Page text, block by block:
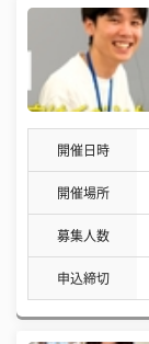
開催日時
開催場所
募集人数
申込締切